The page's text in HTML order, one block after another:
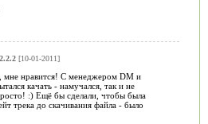
[10-01-2011]
мне нравится! С менеджером DM и
качать - намучался, так и не
:) Ещё бы сделали, чтобы была
трека до скачивания файла - было